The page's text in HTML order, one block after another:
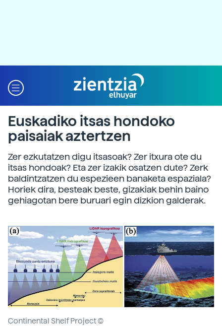
Euskadiko itsas hondoko
paisaiak aztertzen
Zer ezkutatzen digu itsasoak? Zer itxura ote du
itsas hondoak? Eta zer izakik osatzen dute? Zerk
baldintzatzen du espezieen banaketa espaziala?
Horiek dira, besteak beste, gizakiak behin baino
gehiagotan bere buruari egin dizkion galderak.
Continental Shelf Project ©